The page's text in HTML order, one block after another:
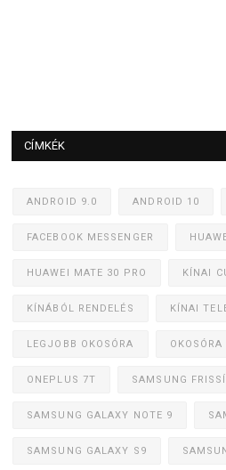
CÍMKÉK
ANDROID 9.0 ANDROID 10
FACEBOOK MESSENGER
HUAWEI MATE 30 PRO KÍNAI
KÍNÁBÓL RENDELÉS KÍNAI
LEGJOBB OKOSÓRA OKOSÓRA
ONEPLUS 7T SAMSUNG
SAMSUNG GALAXY NOTE 9
SAMSUNG GALAXY S9